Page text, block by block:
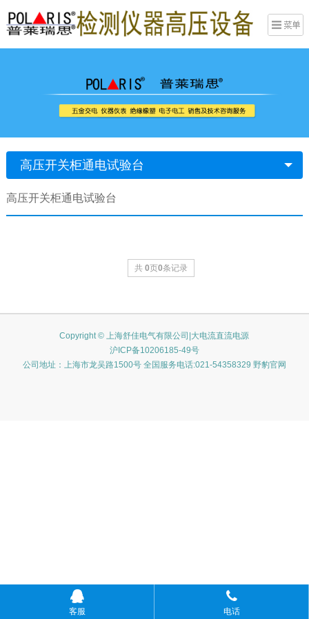
高压开关柜通电试验台
高压开关柜通电试验台
共0页0条记录
Copyright © 上海舒佳电气有限公司|大电流直流电源
沪ICP备10206185-49号
公司地址：上海市龙吴路1500号 全国服务电话:021-54358329 野豹官网
客服 电话